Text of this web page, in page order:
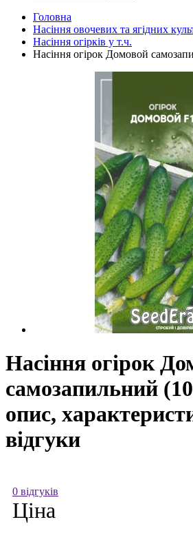
Головна
Насіння овочевих та ягідних
Насіння огірків у т.ч.
Насіння огірок Домовой
Насіння огірок
самозапильний
опис,
відгуки
0 відгуків
Ціна